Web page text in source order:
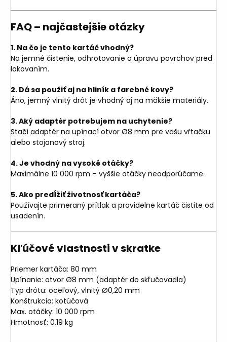
FAQ – najčastejšie otázky
1. Na čo je tento kartáč vhodný?
Na jemné čistenie, odhrotovanie a úpravu povrchov pred
lakovaním.
2. Dá sa použiť aj na hliník a farebné kovy?
Áno, jemný vlnitý drôt je vhodný aj na mäkšie materiály.
3. Aký adaptér potrebujem na uchytenie?
Stačí adaptér na upínací otvor Ø8 mm pre vašu vŕtačku
alebo stojanový stroj.
4. Je vhodný na vysoké otáčky?
Maximálne 10 000 rpm – vyššie otáčky neodporúčame.
5. Ako predĺžiť životnosť kartáča?
Používajte primeraný prítlak a pravidelne kartáč čistite od
usadenín.
Kľúčové vlastnosti v skratke
Priemer kartáča: 80 mm
Upínanie: otvor Ø8 mm (adaptér do skľučovadla)
Typ drôtu: oceľový, vlnitý Ø0,20 mm
Konštrukcia: kotúčová
Max. otáčky: 10 000 rpm
Hmotnosť: 0,19 kg